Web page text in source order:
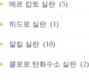
메르 캅토 실란 (5)
히드로 실란 (1)
알킬 실란 (10)
클로로 탄화수소 실란 (2)